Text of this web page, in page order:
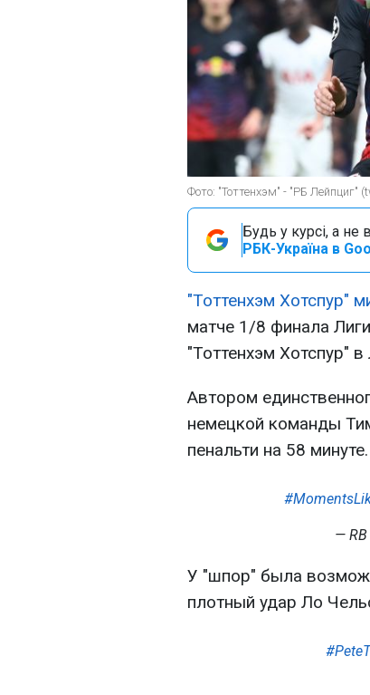
Фото: "Тоттенхэм" - "РБ Лейпциг"
Будь у курсі, а не
РБК-Україна в
"Тоттенхэм Хотспур"
матче 1/8 финала
"Тоттенхэм Хотспур"
Автором
немецкой команды
пенальти на 58 минуте.
— RB
У "шпор" была
плотный удар Ло